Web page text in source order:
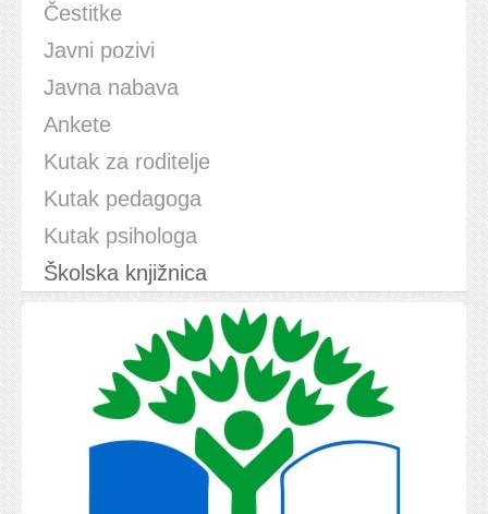
Čestitke
Javni pozivi
Javna nabava
Ankete
Kutak za roditelje
Kutak pedagoga
Kutak psihologa
Školska knjižnica